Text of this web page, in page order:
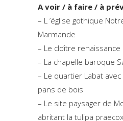
A voir / à faire / à
– L ’église gothique
Marmande
– Le cloître renaissance
– La chapelle baroque
– Le quartier Labat
pans de bois
– Le site paysager de
abritant la tulipa